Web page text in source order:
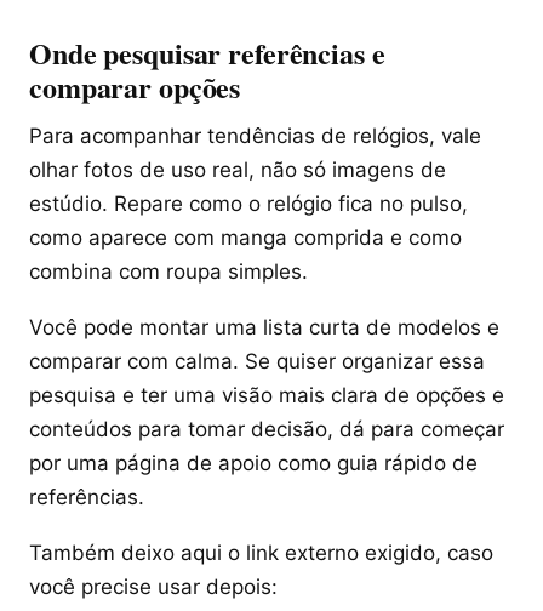
Onde pesquisar referências e
comparar opções
Para acompanhar tendências de relógios, vale
olhar fotos de uso real, não só imagens de
estúdio. Repare como o relógio fica no pulso,
como aparece com manga comprida e como
combina com roupa simples.
Você pode montar uma lista curta de modelos e
comparar com calma. Se quiser organizar essa
pesquisa e ter uma visão mais clara de opções e
conteúdos para tomar decisão, dá para começar
por uma página de apoio como guia rápido de
referências.
Também deixo aqui o link externo exigido, caso
você precise usar depois: